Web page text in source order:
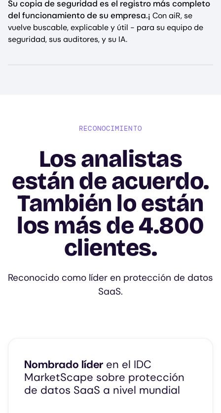
Su copia de seguridad es el registro más completo
del funcionamiento de su empresa.¡ Con aiR, se
vuelve buscable, explicable y útil - para su equipo de
seguridad, sus auditores, y su IA.
RECONOCIMIENTO
Los analistas
están de acuerdo.
También lo están
los más de 4.800
clientes.
Reconocido como líder en protección de datos
SaaS.
Nombrado líder en el IDC
MarketScape sobre protección
de datos SaaS a nivel mundial